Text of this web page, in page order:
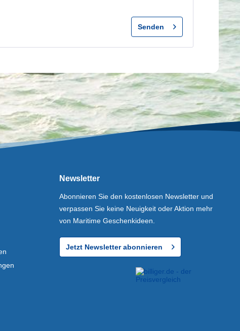
Senden
Newsletter
Abonnieren Sie den kostenlosen Newsletter und
verpassen Sie keine Neuigkeit oder Aktion mehr
von Maritime Geschenkideen.
Jetzt Newsletter abonnieren